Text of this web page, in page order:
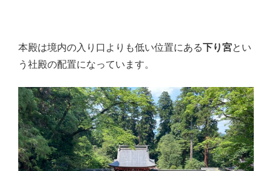
本殿は境内の入り口よりも低い位置にある下り宮とい
う社殿の配置になっています。